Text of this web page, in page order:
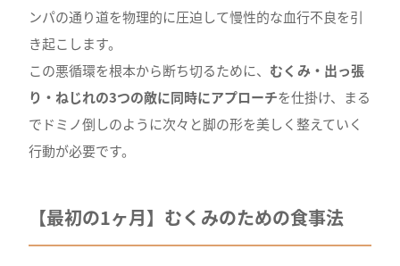
ンパの通り道を物理的に圧迫して慢性的な血行不良を引
き起こします。
この悪循環を根本から断ち切るために、 むくみ・出っ張
り・ねじれの3つの敵に同時にアプローチを仕掛け、まる
でドミノ倒しのように次々と脚の形を美しく整えていく
行動が必要です。
【最初の1ヶ月】むくみのための食事法